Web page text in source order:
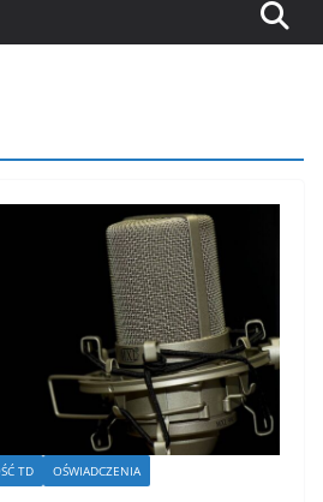
TD OŚWIADCZENIA